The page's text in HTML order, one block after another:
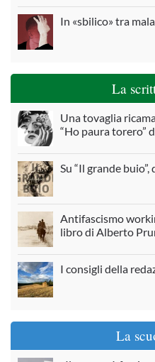
In «sbilico» tra
La
Una tovaglia
“Ho paura torero”
Su “Il grande
Antifascismo
libro di Alberto
I consigli della
La